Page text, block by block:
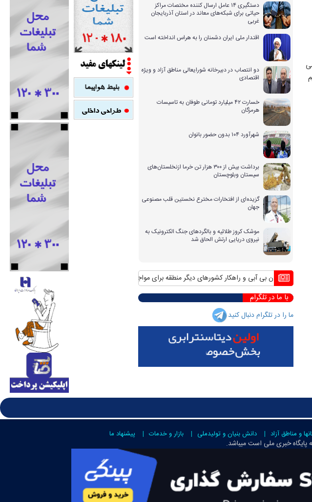
دستگیری ۱۴ عامل ارسال کننده مختصات مراکز
حیاتی برای شبکه‌های معاند در استان آذربایجان
غربی
اقتدار ملی ایران دشمنان را به هراس انداخته است
دو انتصاب در دبیرخانه شورایعالی مناطق آزاد و ویژه
اقتصادی
خسارت ۴۲ میلیارد تومانی طوفان به تاسیسات
هرمزگان
شهرآورد ۱۰۴ بدون حضور بانوان
برداشت بیش از ۳۰۰ هزار تن خرما ازنخلستان‌های
سیستان وبلوچستان
گزیده‌ای از افتخارات مخترع نخستین قلب مصنوعی
جهان
موشک کروز طلائیه و بالگردهای جنگ الکترونیک به
نیروی دریایی ارتش الحاق شد
بحران بی آبی و راهکار کشورهای دیگر منطقه برای مواجهه با آن منافع پایدار ایران در شانگهای چیست؟
با ما در تلگرام
ما را در تلگرام دنبال کنید
و مناطق آزاد دانش بنیان و تولیدملی بازار و خدمات پیشنهاد ما
پایگاه خبری ملی استمیباشد.